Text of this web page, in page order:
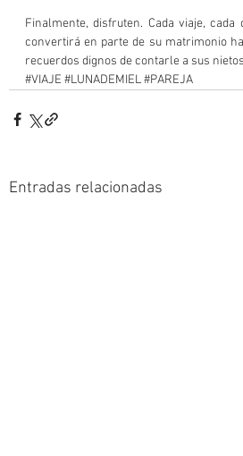
Finalmente, disfruten. Cada viaje,
convertirá en parte de su matrimonio
recuerdos dignos de contarle a sus
#VIAJE #LUNADEMIEL#PAREJA
Entradas relacionadas